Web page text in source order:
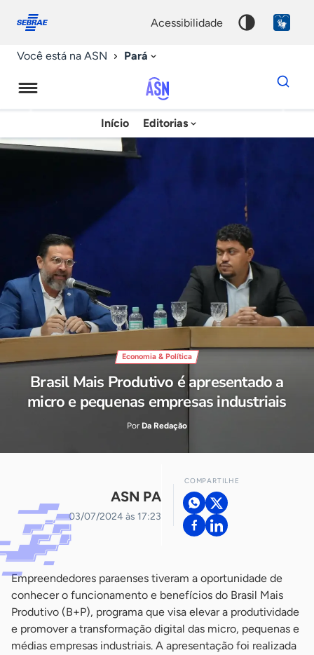
conosco
acessibilidade
Você está na ASN Pará
Agência
Sebrae
Início Editorias
Dados
para
chave
Economia & Política
Brasil Mais Produtivo é apresentado a
micro e pequenas empresas industriais
Por Da Redação
ASN PA
03/07/2024 às 17:23
COMPARTILHE
Empreendedores paraenses tiveram a oportunidade de
conhecer o funcionamento e benefícios do Brasil Mais
Produtivo (B+P), programa que visa elevar a produtividade
e promover a transformação digital das micro, pequenas e
médias empresas industriais. A apresentação foi realizada